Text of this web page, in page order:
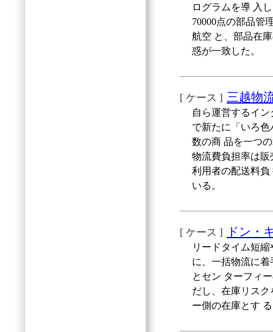
ログラムを導 入
70000点の部品管
航空 と、部品在
惑が一致した。
[ ケース ] 三越物
自ら運営するイ
で新たに「いろ
数の商 品を一つ
物流費負担率は
利用者の配送料
いる。
[ ケース ] ドン・
リードタイム短
に、一括物流に
とセン ターフィ
だし、在庫リス
ー側の在庫とす